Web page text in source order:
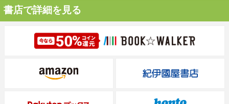
書店で詳細を見る